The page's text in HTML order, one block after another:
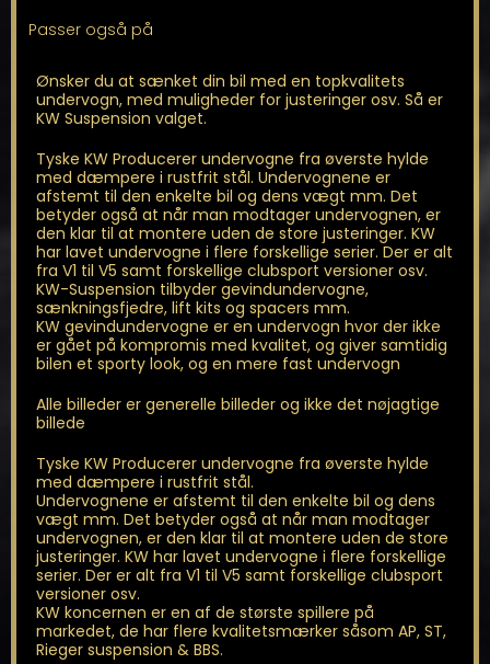
&
5F
antal
Passer også på
Ønsker du at sænket din bil med en topkvalitets
undervogn, med muligheder for justeringer osv. Så er
KW Suspension valget.
Tyske KW Producerer undervogne fra øverste hylde
med dæmpere i rustfrit stål. Undervognene er
afstemt til den enkelte bil og dens vægt mm. Det
betyder også at når man modtager undervognen, er
den klar til at montere uden de store justeringer. KW
har lavet undervogne i flere forskellige serier. Der er alt
fra V1 til V5 samt forskellige clubsport versioner osv.
KW-Suspension tilbyder gevindundervogne,
sænkningsfjedre, lift kits og spacers mm.
KW gevindundervogne er en undervogn hvor der ikke
er gået på kompromis med kvalitet, og giver samtidig
bilen et sporty look, og en mere fast undervogn
Alle billeder er generelle billeder og ikke det nøjagtige
billede
Tyske KW Producerer undervogne fra øverste hylde
med dæmpere i rustfrit stål.
Undervognene er afstemt til den enkelte bil og dens
vægt mm. Det betyder også at når man modtager
undervognen, er den klar til at montere uden de store
justeringer. KW har lavet undervogne i flere forskellige
serier. Der er alt fra V1 til V5 samt forskellige clubsport
versioner osv.
KW koncernen er en af de største spillere på
markedet, de har flere kvalitetsmærker såsom AP, ST,
Rieger suspension & BBS.